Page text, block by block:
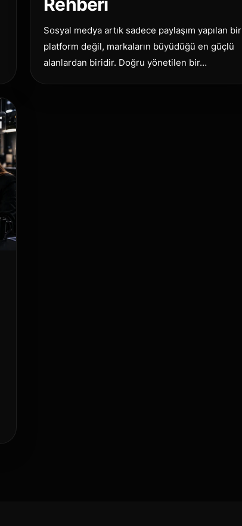
Sosyal medya artık sadece paylaşım yapılan bir
platform değil, markaların büyüdüğü en güçlü
alanlardan biridir. Doğru yönetilen bir…